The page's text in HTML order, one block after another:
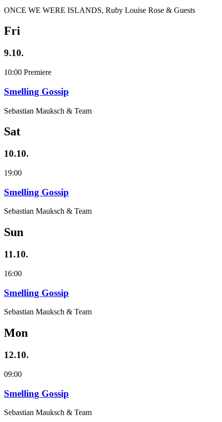
ONCE WE WERE ISLANDS, Ruby Louise Rose & Guests
Fri
9.10.
10:00 Premiere
Smelling Gossip
Sebastian Mauksch & Team
Sat
10.10.
19:00
Smelling Gossip
Sebastian Mauksch & Team
Sun
11.10.
16:00
Smelling Gossip
Sebastian Mauksch & Team
Mon
12.10.
09:00
Smelling Gossip
Sebastian Mauksch & Team